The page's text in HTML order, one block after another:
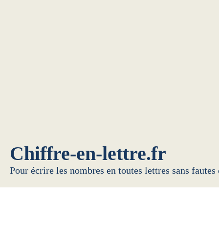
Chiffre-en-lettre.fr
Pour écrire les nombres en toutes lettres sans